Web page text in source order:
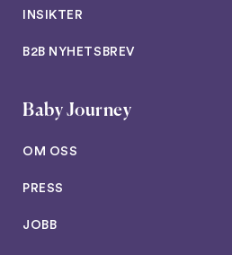
INSIKTER
B2B NYHETSBREV
Baby Journey
OM OSS
PRESS
JOBB